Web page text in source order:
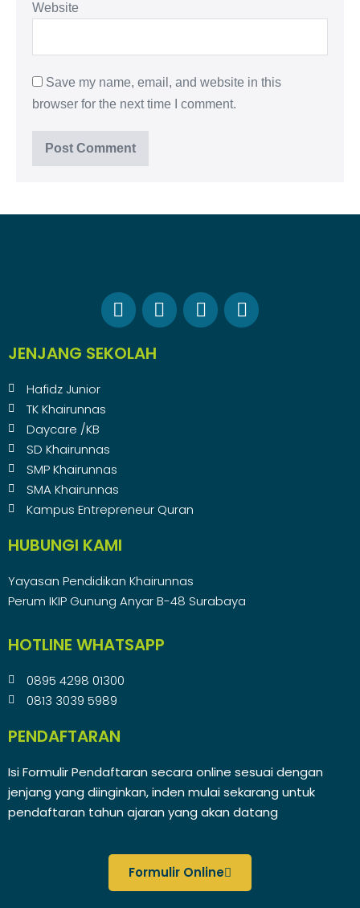
Website
Save my name, email, and website in this
browser for the next time I comment.
JENJANG SEKOLAH
Hafidz Junior
TK Khairunnas
Daycare /KB
SD Khairunnas
SMP Khairunnas
SMA Khairunnas
Kampus Entrepreneur Quran
HUBUNGI KAMI
Yayasan Pendidikan Khairunnas
Perum IKIP Gunung Anyar B-48 Surabaya
HOTLINE WHATSAPP
0895 4298 01300
0813 3039 5989
PENDAFTARAN
Isi Formulir Pendaftaran secara online sesuai dengan
jenjang yang diinginkan, inden mulai sekarang untuk
pendaftaran tahun ajaran yang akan datang
Formulir Online